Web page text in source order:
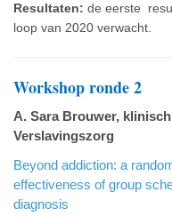
Resultaten: de eerste
loop van 2020 verwacht.
Workshop ronde 2
A. Sara Brouwer,
Verslavingszorg
Beyond addiction: a
effectiveness of group
diagnosis